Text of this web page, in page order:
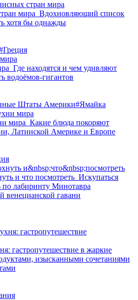
мира Вдохновляющий список
хотя бы однажды
Где находятся и чем удивляют
водоёмов‑гигантов
Штаты Америки#Ямайка
мира Какие блюда покоряют
Латинской Америке и Европе
и что посмотреть Искупаться
по лабиринту Минотавра
венецианской гавани
гастропутешествие в жаркие
изысканными сочетаниями